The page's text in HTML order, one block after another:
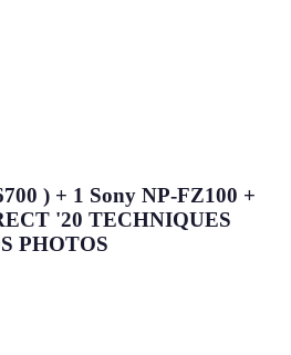
) + 1 Sony NP-FZ100 +
'20 TECHNIQUES
PHOTOS